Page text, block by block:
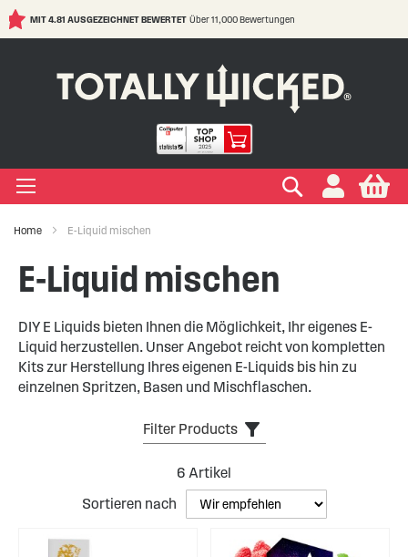
MIT 4.81 AUSGEZEICHNET BEWERTET Über 11,000 Bewertungen
Suchen
LIQUIDS
+
EINWEG E ZIGARETTE
+
E Zigarette
ELFBAR
+
VAPE PODS
+
Marken
E ZIGARETTE
+
Marken
VERDAMPFER
+
ZUBEHÖR
+
MARKEN
+
RATGEBER
+
SALE
Home E-Liquid mischen
E-Liquid mischen
DIY E Liquids bieten Ihnen die Möglichkeit, Ihr eigenes E-
Liquid herzustellen. Unser Angebot reicht von kompletten
Kits zur Herstellung Ihres eigenen E-Liquids bis hin zu
einzelnen Spritzen, Basen und Mischflaschen.
Filter Products
6 Artikel
Sortieren nach